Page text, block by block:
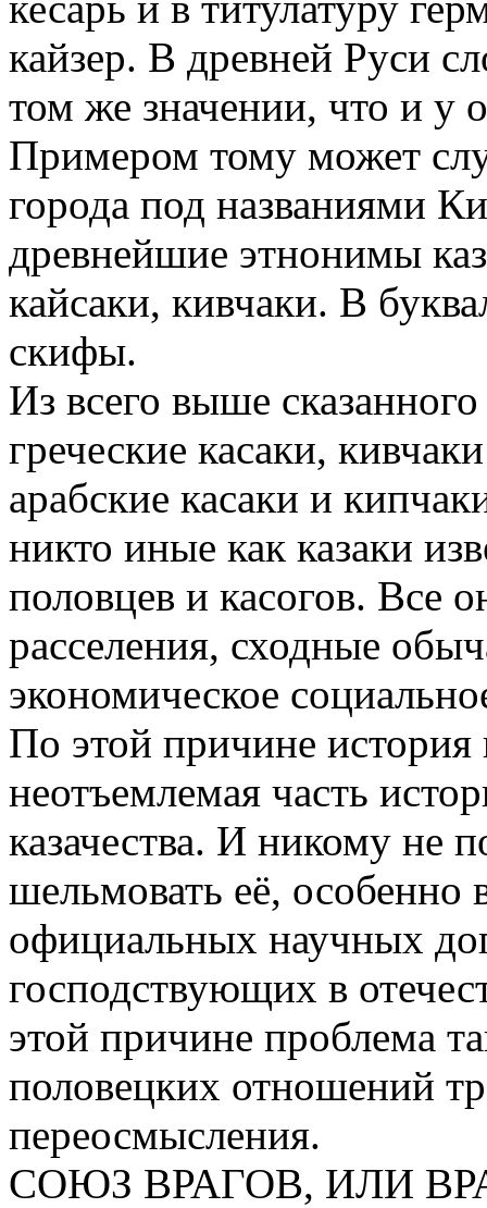
кайзер. В древней Руси
том же значении, что и у
Примером тому может
города под названиями
древнейшие этнонимы
кайсаки, кивчаки. В
скифы.
Из всего выше
греческие касаки,
арабские касаки и
никто иные как казаки
половцев и касогов. Все
расселения, сходные
экономическое
По этой причине история
неотъемлемая часть
казачества. И никому не
шельмовать её,
официальных научных
господствующих в
этой причине проблема
половецких отношений
переосмысления.
СОЮЗ ВРАГОВ, ИЛИ